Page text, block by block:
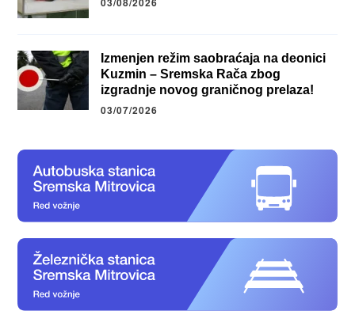
Izmenjen režim saobraćaja na deonici
Kuzmin – Sremska Rača zbog
izgradnje novog graničnog prelaza!
03/07/2026